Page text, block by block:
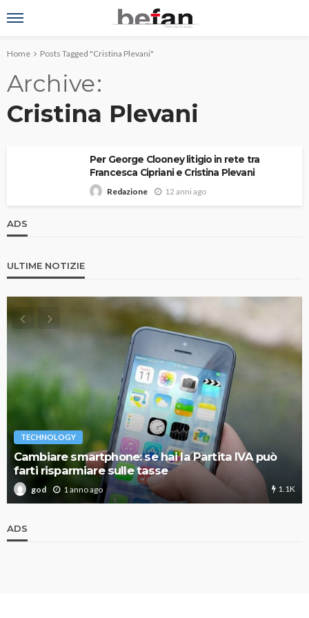
Home Posts Tagged "Cristina Plevani"
Archive
Cristina Plevani
Per George Clooney litigio in rete tra
Francesca Cipriani e Cristina Plevani
Redazione 12 anni ago
ADS
ULTIME NOTIZIE
TECHNOLOGY
Cambiare smartphone: se hai la Partita IVA può
farti risparmiare sulle tasse
god 1 anno ago 1.1K
ADS